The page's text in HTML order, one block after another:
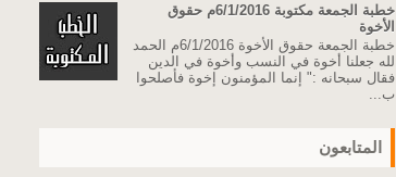
خطبة الجمعة مكتوبة 6/1/2016م حقوق
الأخوة
خطبة الجمعة حقوق الأخوة 6/1/2016م الحمد
لله جعلنا أخوة في النسب وأخوة في الدين
فقال سبحانه :" إنما المؤمنون إخوة فأصلحوا
ب...
المتابعون